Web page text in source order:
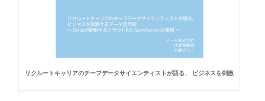
リクルートキャリアのチーフデータサイエンティストが語る、 ビジネスを刺激